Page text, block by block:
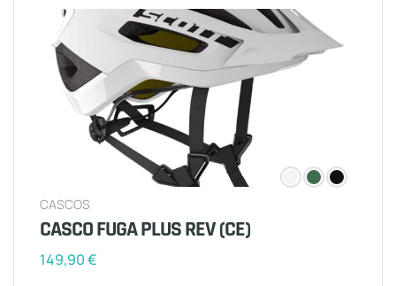
CASCOS
CASCO FUGA PLUS REV (CE)
149,90€